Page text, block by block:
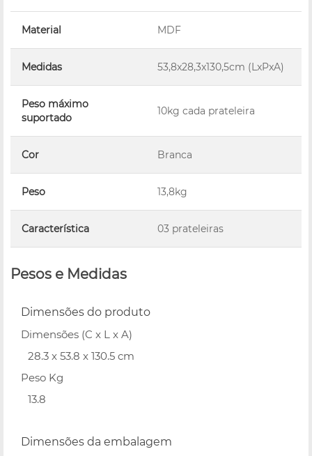
Material MDF
Medidas 53,8x28,3x130,5cm (LxPxA)
Peso máximo
suportado
10kg cada prateleira
Cor Branca
Peso 13,8kg
Característica 03 prateleiras
Pesos e Medidas
Dimensões do produto
Dimensões (C x L x A)
28.3 x 53.8 x 130.5 cm
Peso Kg
13.8
Dimensões da embalagem